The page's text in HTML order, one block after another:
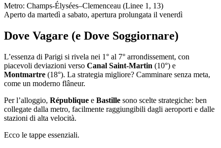
Metro: Champs-Élysées–Clemenceau (Linee 1, 13)
Aperto da martedì a sabato, apertura prolungata il venerdì
Dove Vagare (e Dove Soggiornare)
L’essenza di Parigi si rivela nei 1° al 7° arrondissement, con
piacevoli deviazioni verso Canal Saint-Martin (10°) e
Montmartre (18°). La strategia migliore? Camminare senza meta,
come un moderno flâneur.
Per l’alloggio, République e Bastille sono scelte strategiche: ben
collegate dalla metro, facilmente raggiungibili dagli aeroporti e dalle
stazioni di alta velocità.
Ecco le tappe essenziali.